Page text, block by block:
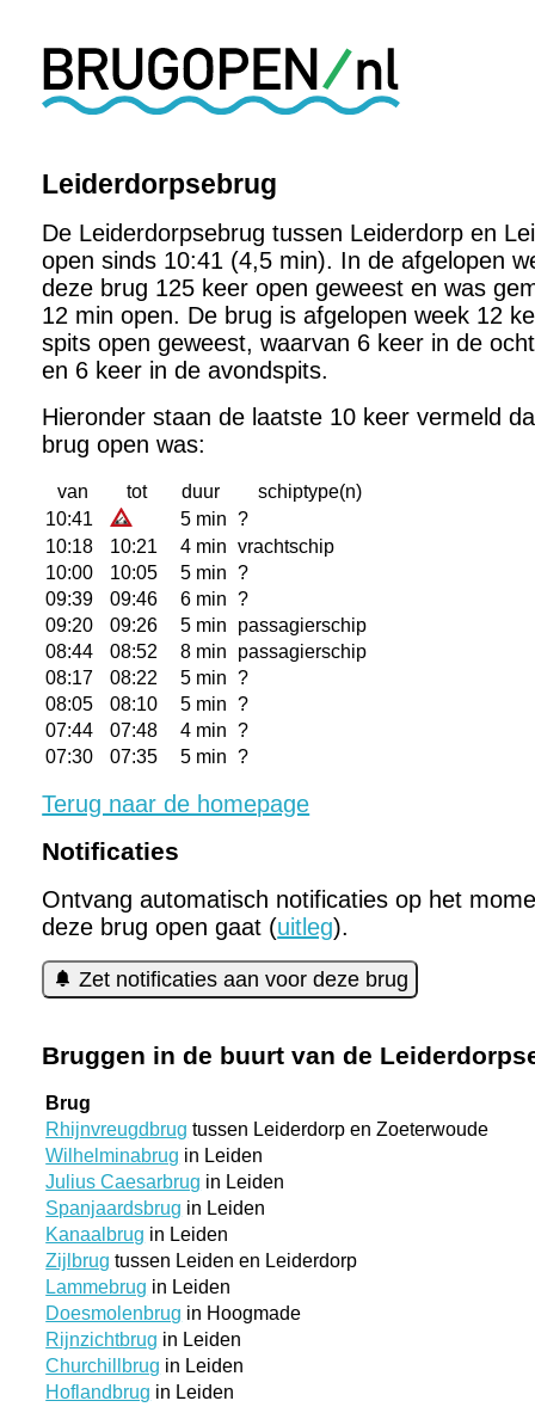
Leiderdorpsebrug
De Leiderdorpsebrug tussen Leiderdorp en
open sinds 10:41 (4,5 min). In de afgelopen
deze brug 125 keer open geweest en was
12 min open. De brug is afgelopen week 12
spits open geweest, waarvan 6 keer in de
en 6 keer in de avondspits.
Hieronder staan de laatste 10 keer vermeld
brug open was:
van tot duur
schiptype(n)
10:41
5 min
?
10:18
10:21 4 min
vrachtschip
10:00
10:05 5 min
?
09:39
09:46 6 min
?
09:20
09:26 5 min
passagierschip
08:44
08:52 8 min
passagierschip
08:17
08:22 5 min
?
08:05
08:10 5 min
?
07:44
07:48 4 min
?
07:30
07:35 5 min ?
Terug naar de homepage
Notificaties
Ontvang automatisch notificaties op het
deze brug open gaat (uitleg).
Zet notificaties aan voor deze brug
Bruggen in de buurt van de
Brug
Rhijnvreugdbrug tussen Leiderdorp en Zoeterwoude
Wilhelminabrug in Leiden
Julius Caesarbrug in Leiden
Spanjaardsbrug in Leiden
Kanaalbrug in Leiden
Zijlbrug tussen Leiden en Leiderdorp
Lammebrug in Leiden
Doesmolenbrug in Hoogmade
Rijnzichtbrug in Leiden
Churchillbrug in Leiden
Hoflandbrug in Leiden